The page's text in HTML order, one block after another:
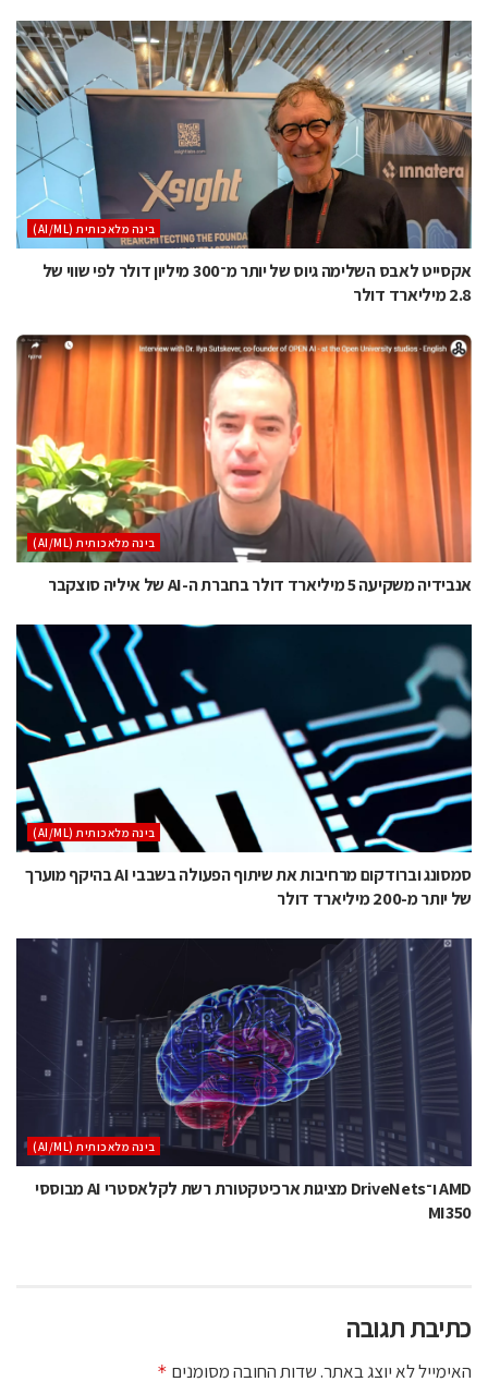
בינה מלאכותית (AI/ML)
אקסייט לאבס השלימה גיוס של יותר מ־300 מיליון דולר לפי שווי של
2.8 מיליארד דולר
בינה מלאכותית (AI/ML)
אנבידיה משקיעה 5 מיליארד דולר בחברת ה-AI של איליה סוצקבר
בינה מלאכותית (AI/ML)
סמסונג וברודקום מרחיבות את שיתוף הפעולה בשבבי AI בהיקף מוערך
של יותר מ-200 מיליארד דולר
בינה מלאכותית (AI/ML)
AMD ו־DriveNets מציגות ארכיטקטורת רשת לקלאסטרי AI מבוססי
MI350
כתיבת תגובה
האימייל לא יוצג באתר.שדות החובה מסומנים *